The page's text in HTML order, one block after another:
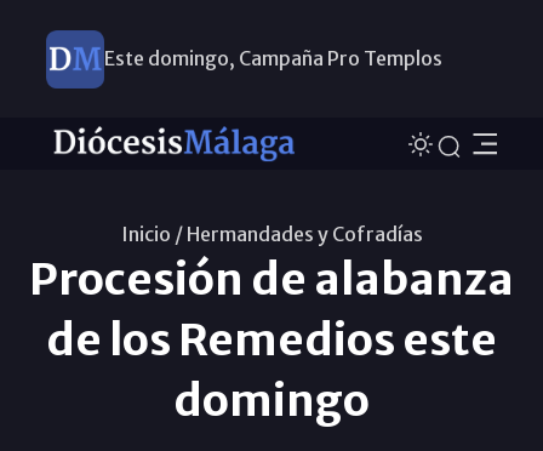
Este domingo, Campaña Pro Templos
Inicio / Hermandades y Cofradías
Procesión de alabanza
de los Remedios este
domingo